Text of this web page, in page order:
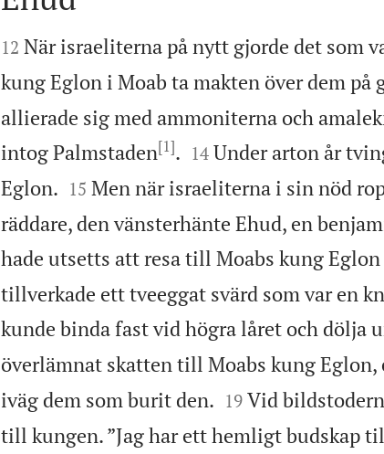


12 När israeliterna på nytt gjorde det som
kung Eglon i Moab ta makten över dem på
allierade sig med ammoniterna och
intog Palmstaden[1].
14 Under arton år
Eglon.
15 Men när israeliterna i sin nöd
räddare, den vänsterhänte Ehud, en
hade utsetts att resa till Moabs kung
tillverkade ett tveeggat svärd som var en
kunde binda fast vid högra låret och dölja
överlämnat skatten till Moabs kung Eglon,
iväg dem som burit den.
19 Vid
till kungen. ”Jag har ett hemligt budskap